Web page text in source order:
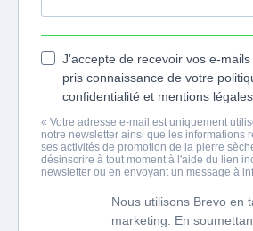
J'accepte de recevoir vos e-
pris connaissance de votre
confidentialité et mentions légales.
« Votre adresse e-mail est uniquement
notre newsletter ainsi que les informations
ses activités de promotion de la pierre
désinscrire à tout moment à l'aide du lien
newsletter ou en envoyant un message à
Nous utilisons Brevo en
marketing. En